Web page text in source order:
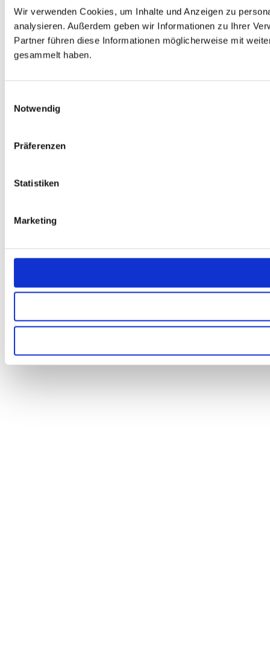
Wir verwenden Cookies, um Inhalte und Anzeigen zu
analysieren. Außerdem geben wir Informationen zu Ihrer
Partner führen diese Informationen möglicherweise mit
gesammelt haben.
Notwendig
Präferenzen
Statistiken
Marketing